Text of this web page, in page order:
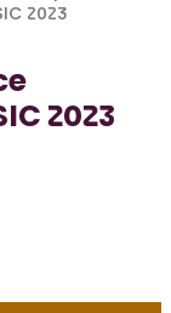
2023
2023